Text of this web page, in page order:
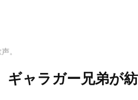
。
ャラガー兄弟が紡